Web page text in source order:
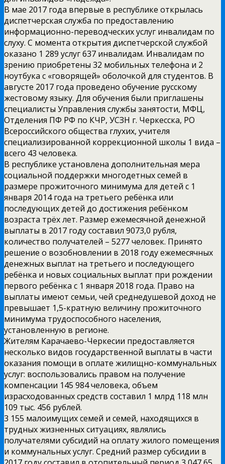
В мае 2017 года впервые в республике открылась
диспетчерская служба по предоставлению
информационно-переводческих услуг инвалидам по
слуху. С момента открытия диспетчерской службой
оказано 1 289 услуг 637 инвалидам. Инвалидам по
зрению приобретены 32 мобильных телефона и 2
ноутбука с «говорящей» оболочкой для студентов. В
августе 2017 года проведено обучение русскому
жестовому языку. Для обучения были приглашены
специалисты Управления службы занятости, МФЦ,
Отделения ПФ РФ по КЧР, УСЗН г. Черкесска, РО
Всероссийского общества глухих, учителя
специализированной коррекционной школы 1 вида –
всего 43 человека.
В республике установлена дополнительная мера
социальной поддержки многодетных семей в
размере прожиточного минимума для детей с 1
января 2014 года на третьего ребёнка или
последующих детей до достижения ребёнком
возраста трёх лет. Размер ежемесячной денежной
выплаты в 2017 году составил 9073,0 рубля,
количество получателей – 5277 человек. Принято
решение о возобновлении в 2018 году ежемесячных
денежных выплат на третьего и последующего
ребёнка и новых социальных выплат при рождении
первого ребёнка с 1 января 2018 года. Право на
выплаты имеют семьи, чей среднедушевой доход не
превышает 1,5-кратную величину прожиточного
минимума трудоспособного населения,
установленную в регионе.
Жителям Карачаево-Черкесии предоставляется
несколько видов государственной выплаты в части
оказания помощи в оплате жилищно-коммунальных
услуг: воспользовались правом на получение
компенсации 145 984 человека, объем
израсходованных средств составил 1 млрд 118 млн
109 тыс. 456 рублей.
3 155 малоимущих семей и семей, находящихся в
трудных жизненных ситуациях, являлись
получателями субсидий на оплату жилого помещения
и коммунальных услуг. Средний размер субсидии в